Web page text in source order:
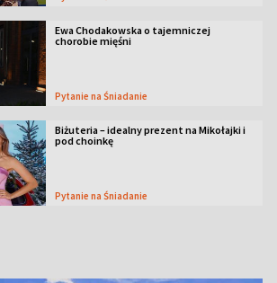
Ewa Chodakowska o tajemniczej
chorobie mięśni
Pytanie na Śniadanie
Biżuteria – idealny prezent na Mikołajki i
pod choinkę
Pytanie na Śniadanie